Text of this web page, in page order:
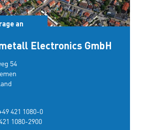
an
Electronics GmbH
54
421 1080-0
1080-2900